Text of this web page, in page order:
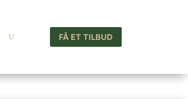
FÅ ET TILBUD